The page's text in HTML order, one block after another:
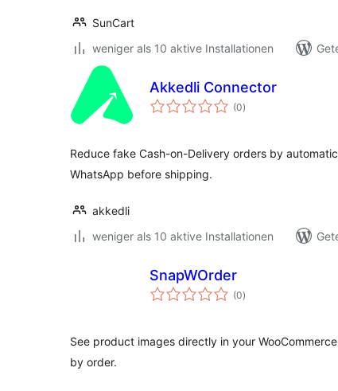
SunCart
weniger als 10 aktive Installationen
Akkedli Connector
(0Bewertungen
insgesamt
)
Reduce fake Cash-on-Delivery orders by
WhatsApp before shipping.
akkedli
weniger als 10 aktive Installationen
SnapWOrder
(0Bewertungen
insgesamt
)
See product images directly in your
by order.